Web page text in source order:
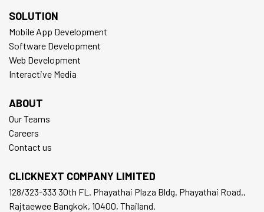
SOLUTION
Mobile App Development
Software Development
Web Development
Interactive Media
ABOUT
Our Teams
Careers
Contact us
CLICKNEXT COMPANY LIMITED
128/323-333 30th FL. Phayathai Plaza Bldg. Phayathai Road.,
Rajtaewee Bangkok, 10400, Thailand.